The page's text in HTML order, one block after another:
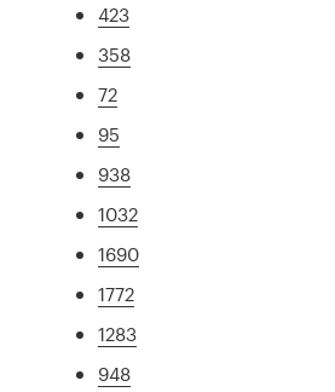
423
358
72
95
938
1032
1690
1772
1283
948